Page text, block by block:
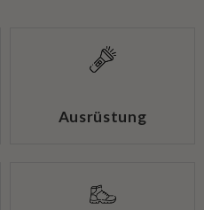
Ausrüstung